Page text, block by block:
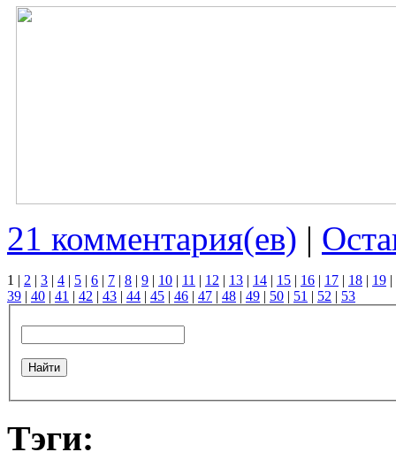
21 комментария(ев) |
1 | 2 | 3 | 4 | 5 | 6 | 7 | 8 | 9 | 10 | 11 | 12 | 13 | 14 | 15 | 16 | 17 | 18 | 19 |
39 | 40 | 41 | 42 | 43 | 44 | 45 | 46 | 47 | 48 | 49 | 50 | 51 | 52 | 53
Тэги: